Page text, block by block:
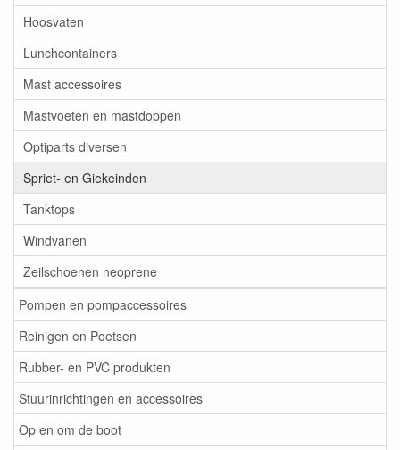
Hoosvaten
Lunchcontainers
Mast accessoires
Mastvoeten en mastdoppen
Optiparts diversen
Spriet- en Giekeinden
Tanktops
Windvanen
Zeilschoenen neoprene
Pompen en pompaccessoires
Reinigen en Poetsen
Rubber- en PVC produkten
Stuurinrichtingen en accessoires
Op en om de boot